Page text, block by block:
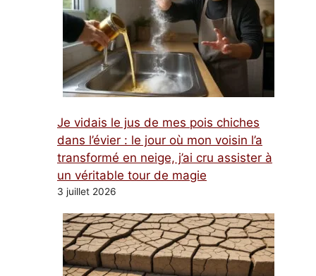
Je vidais le jus de mes pois chiches
dans l’évier : le jour où mon voisin l’a
transformé en neige, j’ai cru assister à
un véritable tour de magie
3 juillet 2026